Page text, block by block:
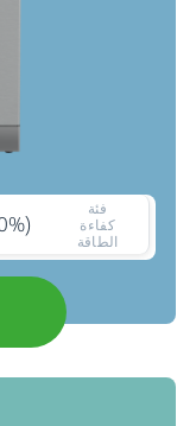
فئة
كفاءة
الطاقة